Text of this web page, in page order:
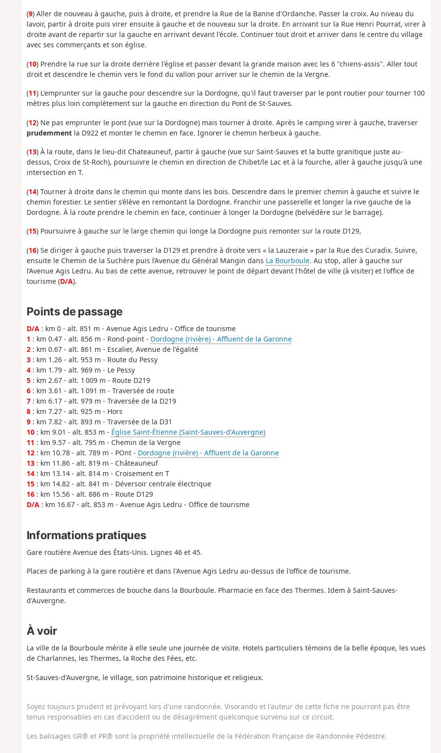
(9) Aller de nouveau à gauche, puis à droite, et prendre la Rue de la Banne d'Ordanche. Passer la croix. Au niveau du
lavoir, partir à droite puis virer ensuite à gauche et de nouveau sur la droite. En arrivant sur la Rue Henri Pourrat, virer à
droite avant de repartir sur la gauche en arrivant devant l'école. Continuer tout droit et arriver dans le centre du village
avec ses commerçants et son église.
(10) Prendre la rue sur la droite derrière l'église et passer devant la grande maison avec les 6 "chiens-assis". Aller tout
droit et descendre le chemin vers le fond du vallon pour arriver sur le chemin de la Vergne.
(11) L'emprunter sur la gauche pour descendre sur la Dordogne, qu'il faut traverser par le pont routier pour tourner 100
mètres plus loin complètement sur la gauche en direction du Pont de St-Sauves.
(12) Ne pas emprunter le pont (vue sur la Dordogne) mais tourner à droite. Après le camping virer à gauche, traverser
prudemmentla D922 et monter le chemin en face. Ignorer le chemin herbeux à gauche.
(13) À la route, dans le lieu-dit Chateauneuf, partir à gauche (vue sur Saint-Sauves et la butte granitique juste au-
dessus, Croix de St-Roch), poursuivre le chemin en direction de Chibet/le Lac et à la fourche, aller à gauche jusqu'à une
intersection en T.
(14) Tourner à droite dans le chemin qui monte dans les bois. Descendre dans le premier chemin à gauche et suivre le
chemin forestier. Le sentier s’élève en remontant la Dordogne. Franchir une passerelle et longer la rive gauche de la
Dordogne. À la route prendre le chemin en face, continuer à longer la Dordogne (belvédère sur le barrage).
(15) Poursuivre à gauche sur le large chemin qui longe la Dordogne puis remonter sur la route D129,
(16) Se diriger à gauche puis traverser la D129 et prendre à droite vers « la Lauzeraie » par la Rue des Curadix. Suivre,
ensuite le Chemin de la Suchère puis l’Avenue du Général Mangin dans La Bourboule. Au stop, aller à gauche sur
l’Avenue Agis Ledru. Au bas de cette avenue, retrouver le point de départ devant l'hôtel de ville (à visiter) et l'office de
tourisme (D/A).
Points de passage
D/A: km 0 - alt. 851 m - Avenue Agis Ledru - Office de tourisme
1 : km 0.47 - alt. 856 m - Rond-point - Dordogne (rivière) - Affluent de la Garonne
2: km 0.67 - alt. 861 m - Escalier, Avenue de l'égalité
3: km 1.26 - alt. 953 m - Route du Pessy
4: km 1.79 - alt. 969 m - Le Pessy
5: km 2.67 - alt. 1 009 m - Route D219
6: km 3.61 - alt. 1 091 m - Traversée de route
7: km 6.17 - alt. 979 m - Traversée de la D219
8: km 7.27 - alt. 925 m - Hors
9: km 7.82 - alt. 893 m - Traversée de la D31
10: km 9.01 - alt. 853 m - Église Saint-Étienne (Saint-Sauves-d'Auvergne)
11 : km 9.57 - alt. 795 m - Chemin de la Vergne
12: km 10.78 - alt. 789 m - POnt - Dordogne (rivière) - Affluent de la Garonne
13: km 11.86 - alt. 819 m - Châteauneuf
14: km 13.14 - alt. 814 m - Croisement en T
15: km 14.82 - alt. 841 m - Déversoir centrale électrique
16: km 15.56 - alt. 886 m - Route D129
D/A: km 16.67 - alt. 853 m - Avenue Agis Ledru - Office de tourisme
Informations pratiques
Gare routière Avenue des États-Unis. Lignes 46 et 45.
Places de parking à la gare routière et dans l'Avenue Agis Ledru au-dessus de l'office de tourisme.
Restaurants et commerces de bouche dans la Bourboule. Pharmacie en face des Thermes. Idem à Saint-Sauves-
d'Auvergne.
À voir
La ville de la Bourboule mérite à elle seule une journée de visite. Hotels particuliers témoins de la belle époque, les vues
de Charlannes, les Thermes, la Roche des Fées, etc.
St-Sauves-d'Auvergne, le village, son patrimoine historique et religieux.
Soyez toujours prudent et prévoyant lors d'une randonnée. Visorando et l'auteur de cette fiche ne pourront pas être
tenus responsables en cas d'accident ou de désagrément quelconque survenu sur ce circuit.
Les balisages GR® et PR® sont la propriété intellectuelle de la Fédération Française de Randonnée Pédestre.